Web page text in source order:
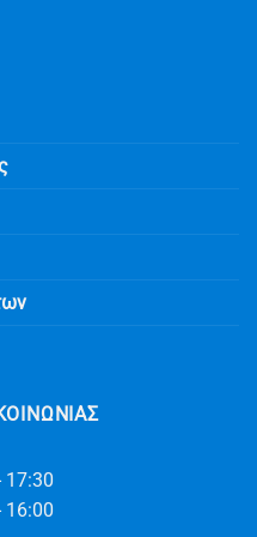
17:30
16:00